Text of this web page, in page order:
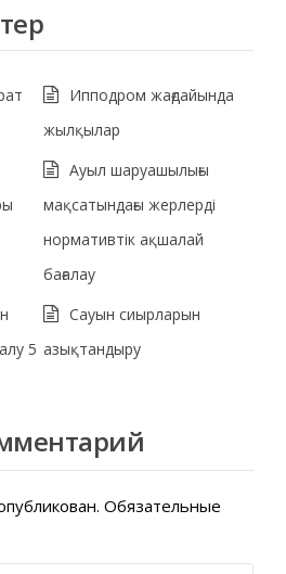
Ипподром жағдайында
жылқылар
Ауыл шаруашылығы
мақсатындағы жерлерді
нормативтік ақшалай
бағалау
5
Сауын сиырларын
азықтандыру
Обязательные